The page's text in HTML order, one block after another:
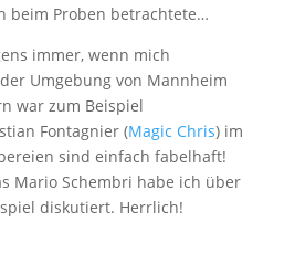
beim Proben betrachtete…
immer, wenn mich
Umgebung von Mannheim
war zum Beispiel
Fontagnier (Magic Chris) im
sind einfach fabelhaft!
Mario Schembri habe ich über
diskutiert. Herrlich!